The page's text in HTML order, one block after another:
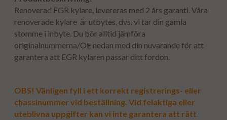
Renoverad EGR kylare, levereras med 2 års garanti. Våra
renoverade kylare är utbytes, dvs. vi tar din gamla
stomme i inbyte. Du bör alltid jämföra
originalnummerna/OE nedan med din nuvarande för att
garantera att EGR kylaren passar ditt fordon.
OBS! Vänligen fyll i ett korrekt registrerings- eller
chassinummer vid beställning. Vid felaktiga eller
uteblivna uppgifter kan vi inte garantera att rätt